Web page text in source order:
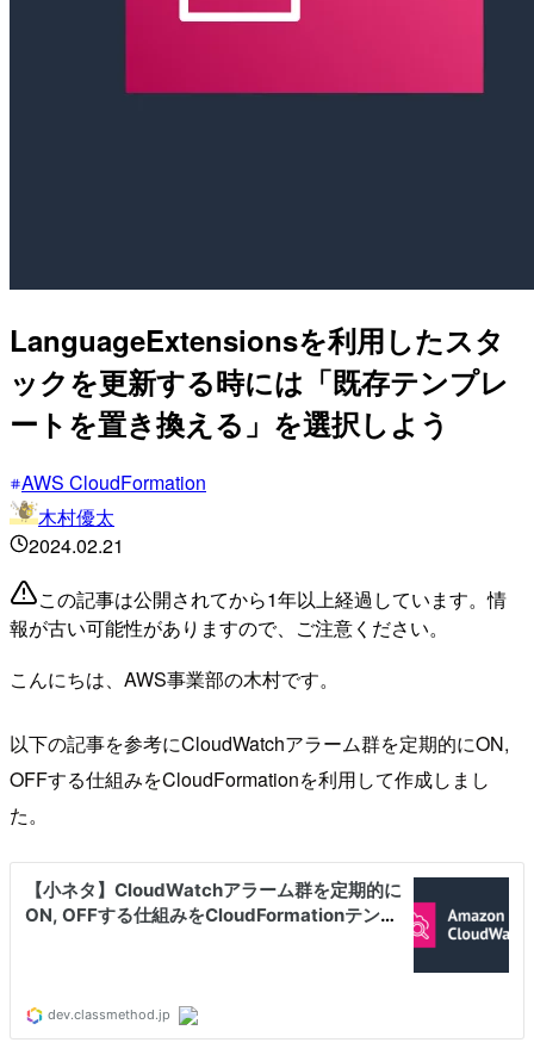
LanguageExtensionsを利用したスタ
ックを更新する時には「既存テンプレ
ートを置き換える」を選択しよう
AWS CloudFormation
木村優太
2024.02.21
この記事は公開されてから1年以上経過しています。情
報が古い可能性がありますので、ご注意ください。
こんにちは、AWS事業部の木村です。
以下の記事を参考にCloudWatchアラーム群を定期的にON,
OFFする仕組みをCloudFormationを利用して作成しまし
た。